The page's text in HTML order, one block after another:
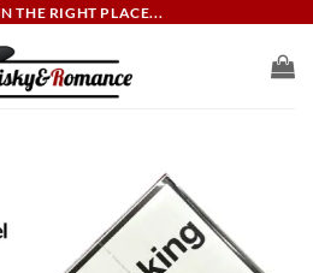
THE RIGHT PLACE...